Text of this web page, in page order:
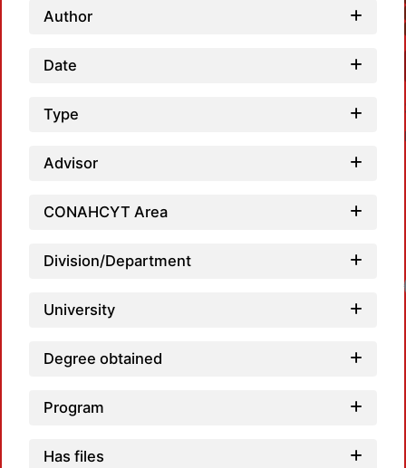
Author
Date
Type
Advisor
CONAHCYT Area
Division/Department
University
Degree obtained
Program
Has files